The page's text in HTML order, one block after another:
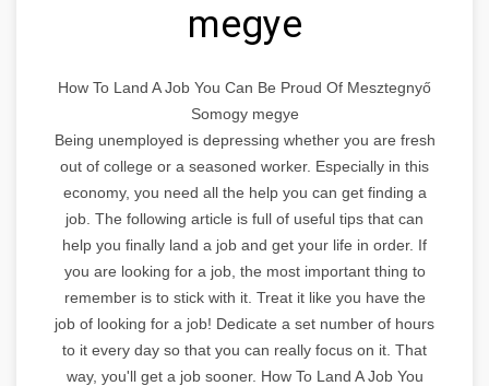
megye
How To Land A Job You Can Be Proud Of Mesztegnyő
Somogy megye
Being unemployed is depressing whether you are fresh
out of college or a seasoned worker. Especially in this
economy, you need all the help you can get finding a
job. The following article is full of useful tips that can
help you finally land a job and get your life in order. If
you are looking for a job, the most important thing to
remember is to stick with it. Treat it like you have the
job of looking for a job! Dedicate a set number of hours
to it every day so that you can really focus on it. That
way, you'll get a job sooner. How To Land A Job You